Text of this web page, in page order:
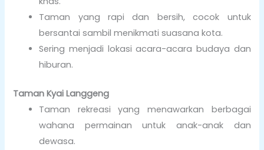
Taman yang rapi dan bersih, cocok untuk
bersantai sambil menikmati suasana kota.
Sering menjadi lokasi acara-acara budaya dan
hiburan.
Taman Kyai Langgeng
Taman rekreasi yang menawarkan berbagai
wahana permainan untuk anak-anak dan
dewasa.